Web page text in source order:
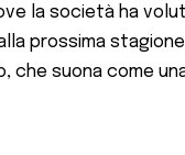
la società ha
prossima
suona come